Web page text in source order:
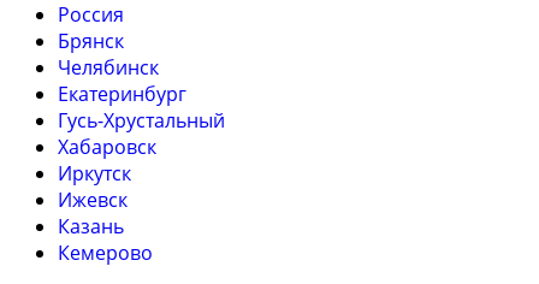
Россия
Брянск
Челябинск
Екатеринбург
Гусь-Хрустальный
Хабаровск
Иркутск
Ижевск
Казань
Кемерово